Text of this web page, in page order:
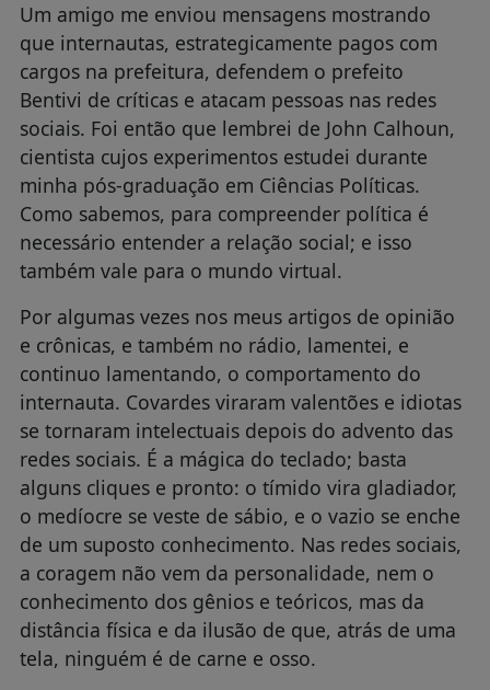
Um amigo me enviou mensagens mostrando
que internautas, estrategicamente pagos com
cargos na prefeitura, defendem o prefeito
Bentivi de críticas e atacam pessoas nas redes
sociais. Foi então que lembrei de John Calhoun,
cientista cujos experimentos estudei durante
minha pós-graduação em Ciências Políticas.
Como sabemos, para compreender política é
necessário entender a relação social; e isso
também vale para o mundo virtual.
Por algumas vezes nos meus artigos de opinião
e crônicas, e também no rádio, lamentei, e
continuo lamentando, o comportamento do
internauta. Covardes viraram valentões e idiotas
se tornaram intelectuais depois do advento das
redes sociais. É a mágica do teclado; basta
alguns cliques e pronto: o tímido vira gladiador,
o medíocre se veste de sábio, e o vazio se enche
de um suposto conhecimento. Nas redes sociais,
a coragem não vem da personalidade, nem o
conhecimento dos gênios e teóricos, mas da
distância física e da ilusão de que, atrás de uma
tela, ninguém é de carne e osso.